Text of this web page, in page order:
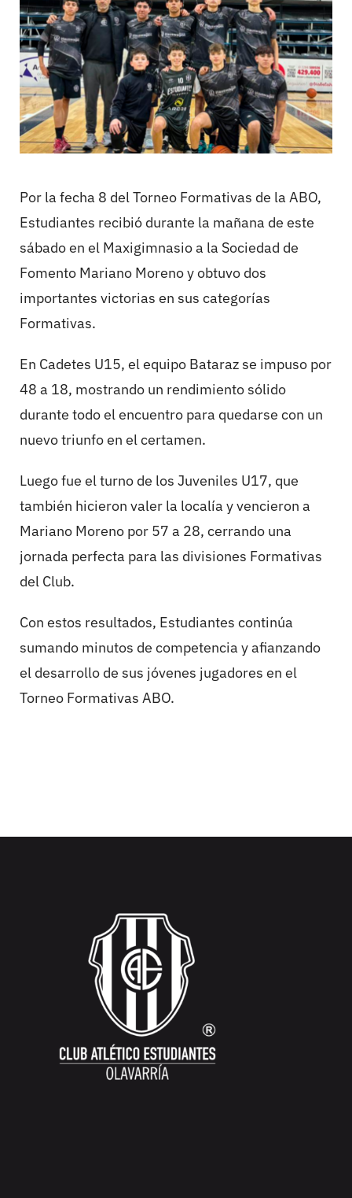
Por la fecha 8 del Torneo Formativas de la ABO,
Estudiantes recibió durante la mañana de este
sábado en el Maxigimnasio a la Sociedad de
Fomento Mariano Moreno y obtuvo dos
importantes victorias en sus categorías
Formativas.
En Cadetes U15, el equipo Bataraz se impuso por
48 a 18, mostrando un rendimiento sólido
durante todo el encuentro para quedarse con un
nuevo triunfo en el certamen.
Luego fue el turno de los Juveniles U17, que
también hicieron valer la localía y vencieron a
Mariano Moreno por 57 a 28, cerrando una
jornada perfecta para las divisiones Formativas
del Club.
Con estos resultados, Estudiantes continúa
sumando minutos de competencia y afianzando
el desarrollo de sus jóvenes jugadores en el
Torneo Formativas ABO.